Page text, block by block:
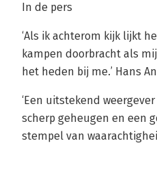
In de pers
‘Als ik achterom kijk lijkt
kampen doorbracht als
het heden bij me.’ Hans
‘Een uitstekend
scherp geheugen en een
stempel van